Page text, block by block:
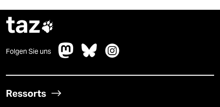
taz
Folgen Sie uns
Ressorts